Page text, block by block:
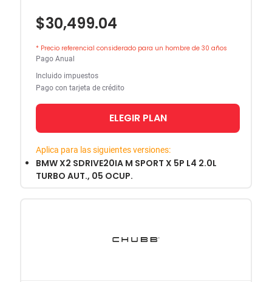
$30,499.04
* Precio referencial considerado para un hombre de 30 años
Pago Anual
Incluido impuestos
Pago con tarjeta de crédito
ELEGIR PLAN
Aplica para las siguientes versiones:
BMW X2 SDRIVE20IA M SPORT X 5P L4 2.0L
TURBO AUT., 05 OCUP.